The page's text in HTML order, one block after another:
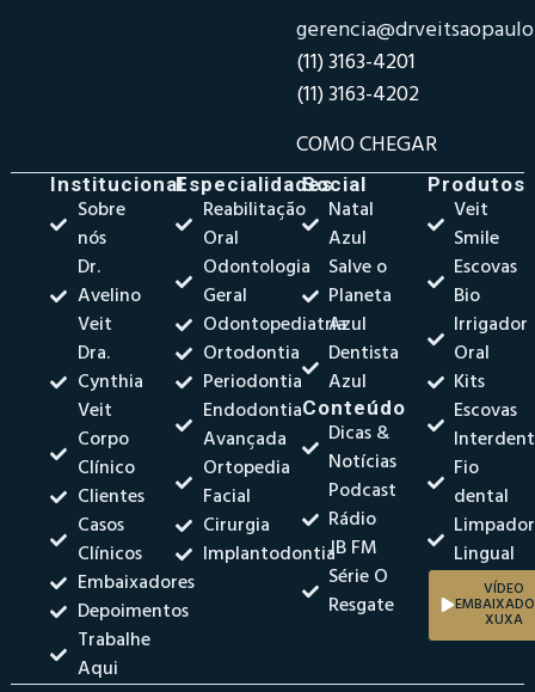
(11) 3163-4201
(11) 3163-4202
COMO CHEGAR
Institucional
Sobre
nós
Dr.
Avelino
Veit
Dra.
Cynthia
Veit
Corpo
Clínico
Clientes
Casos
Clínicos
Embaixadores
Depoimentos
Trabalhe
Aqui
Especialidades
Reabilitação
Oral
Odontologia
Geral
Odontopediatria
Ortodontia
Periodontia
Endodontia
Avançada
Ortopedia
Facial
Cirurgia
Implantodontia
Social
Natal
Azul
Salve o
Planeta
Azul
Dentista
Azul
Conteúdo
Dicas &
Notícias
Podcast
Rádio
JB FM
Série O
Resgate
Produtos
Veit
Smile
Escovas
Bio
Irrigador
Oral
Kits
Escovas
Fio
dental
Limpador
Lingual
VÍDEO
XUXA